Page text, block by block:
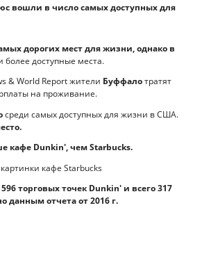
вошли в число самых доступных для
дорогих мест для жизни, однако в
более доступные места.
& World Report жители Буффалотратят
на проживание.
среди самых доступных для жизни в США.
кафе Dunkin', чем Starbucks.
торговых точек Dunkin' и всего 317
данным отчета от 2016 г.